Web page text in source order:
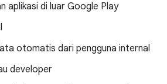
aplikasi di luar Google Play
otomatis dari pengguna internal
developer